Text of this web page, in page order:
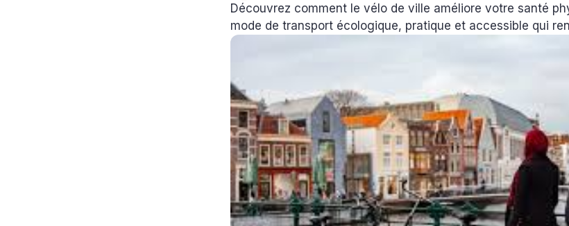
Découvrez comment le vélo de ville améliore votre santé
mode de transport écologique, pratique et accessible qui